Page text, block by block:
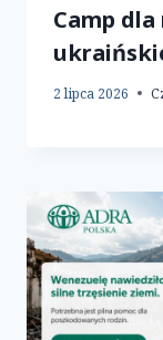
Camp dla
2 lipca 2026